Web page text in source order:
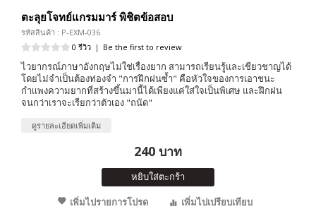
ตะลุยโจทย์แกรมมาร์ พิชิตข้อสอบ
รหัสสินค้า : P-EXM-036
0 รีวิว | Be the first to review
ไวยากรณ์ภาษาอังกฤษไม่ใช่เรื่องยาก สามารถเรียนรู้และเชียวชาญได้
โดยไม่จำเป็นต้องท่องจำ "การฝึกฝนซ้ำ" คือหัวใจของการเอาชนะ
กำเเพงความยากที่สร้างขึ้นมานี้ได้เพียงแค่ใส่ใจเป็นพิเศษ และฝึกฝน
จนกว่าเราจะเรียกว่าตัวเอง "ถนัด"
ดูรายละเอียดเพิ่มเติม
240 บาท
หยิบใส่ตะกร้า
เพิ่มไปรายการโปรด
เพิ่มไปเปรียบเทียบ